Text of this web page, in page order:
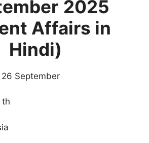
2025
Affairs in
Hindi)
26 September
th